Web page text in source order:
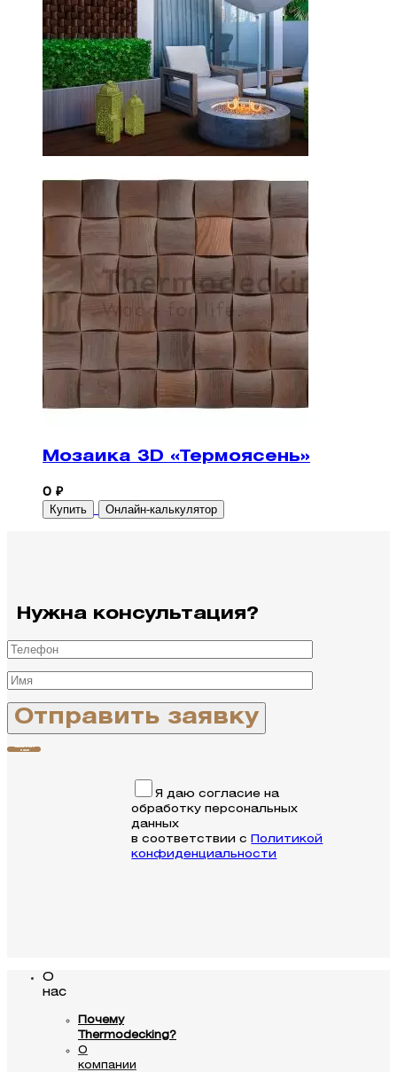
Мозаика 3D «Термоясень»
0 ₽
Купить Онлайн-калькулятор
Нужна консультация?
Связаться с
нами
Я даю согласие на
обработку персональных
данных
в соответствии с
Политикой
конфиденциальности
О
нас
Почему
Thermodecking?
О
компании